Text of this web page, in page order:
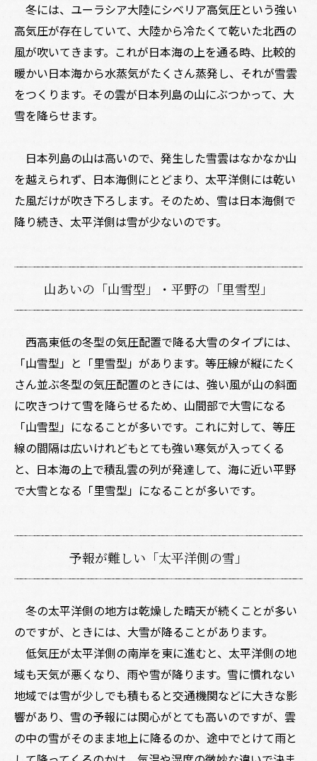
冬には、ユーラシア大陸にシベリア高気圧という強い
高気圧が存在していて、大陸から冷たくて乾いた北西の
風が吹いてきます。これが日本海の上を通る時、比較的
暖かい日本海から水蒸気がたくさん蒸発し、それが雪雲
をつくります。その雲が日本列島の山にぶつかって、大
雪を降らせます。
日本列島の山は高いので、発生した雪雲はなかなか山
を越えられず、日本海側にとどまり、太平洋側には乾い
た風だけが吹き下ろします。そのため、雪は日本海側で
降り続き、太平洋側は雪が少ないのです。
山あいの「山雪型」・平野の「里雪型」
西高東低の冬型の気圧配置で降る大雪のタイプには、
「山雪型」と「里雪型」があります。等圧線が縦にたく
さん並ぶ冬型の気圧配置のときには、強い風が山の斜面
に吹きつけて雪を降らせるため、山間部で大雪になる
「山雪型」になることが多いです。これに対して、等圧
線の間隔は広いけれどもとても強い寒気が入ってくる
と、日本海の上で積乱雲の列が発達して、海に近い平野
で大雪となる「里雪型」になることが多いです。
予報が難しい「太平洋側の雪」
冬の太平洋側の地方は乾燥した晴天が続くことが多い
のですが、ときには、大雪が降ることがあります。
低気圧が太平洋側の南岸を東に進むと、太平洋側の地
域も天気が悪くなり、雨や雪が降ります。雪に慣れない
地域では雪が少しでも積もると交通機関などに大きな影
響があり、雪の予報には関心がとても高いのですが、雲
の中の雪がそのまま地上に降るのか、途中でとけて雨と